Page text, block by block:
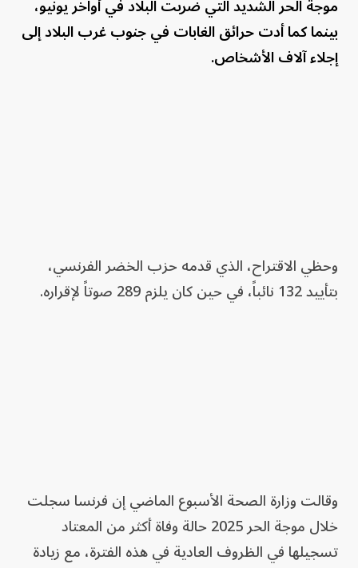
بينما كما أدت حرائق الغابات في جنوب غرب البلاد إلى
إجلاء آلاف الأشخاص.
وحظي الاقتراح، الذي قدمه حزب الخضر الفرنسي،
بتأييد 132 نائباً، في حين كان يلزم 289 صوتاً لإقراره.
وقالت وزارة الصحة الأسبوع الماضي إن فرنسا سجلت
خلال موجة الحر 2025 حالة وفاة أكثر من المعتاد
تسجيلها في الظروف العادية في هذه الفترة، مع زيادة